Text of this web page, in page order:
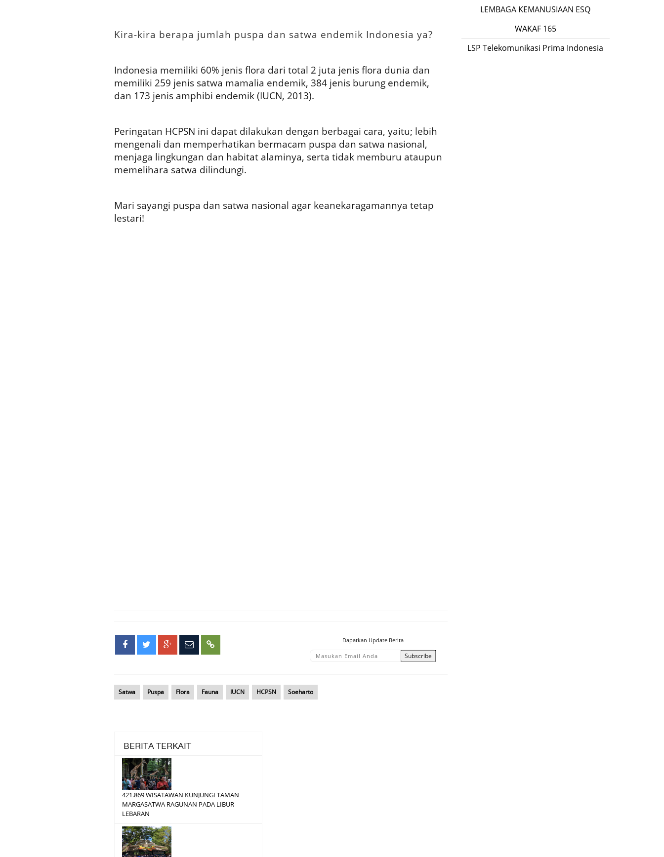
Kira-kira berapa jumlah puspa dan satwa endemik Indonesia ya?
Indonesia memiliki 60% jenis flora dari total 2 juta jenis flora dunia dan
memiliki 259 jenis satwa mamalia endemik, 384 jenis burung endemik,
dan 173 jenis amphibi endemik (IUCN, 2013).
Peringatan HCPSN ini dapat dilakukan dengan berbagai cara, yaitu; lebih
mengenali dan memperhatikan bermacam puspa dan satwa nasional,
menjaga lingkungan dan habitat alaminya, serta tidak memburu ataupun
memelihara satwa dilindungi.
Mari sayangi puspa dan satwa nasional agar keanekaragamannya tetap
lestari!
Dapatkan Update Berita
Satwa Puspa Flora Fauna IUCN HCPSN Soeharto
BERITA TERKAIT
421.869 WISATAWAN KUNJUNGI TAMAN
MARGASATWA RAGUNAN PADA LIBUR
LEBARAN
LEMBAGA KEMANUSIAAN ESQ
WAKAF 165
LSP Telekomunikasi Prima Indonesia